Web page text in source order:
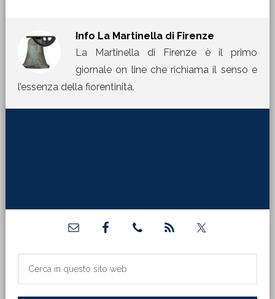
Info La Martinella di Firenze
La Martinella di Firenze è il primo
giornale on line che richiama il senso e
l’essenza della fiorentinità.
primaria